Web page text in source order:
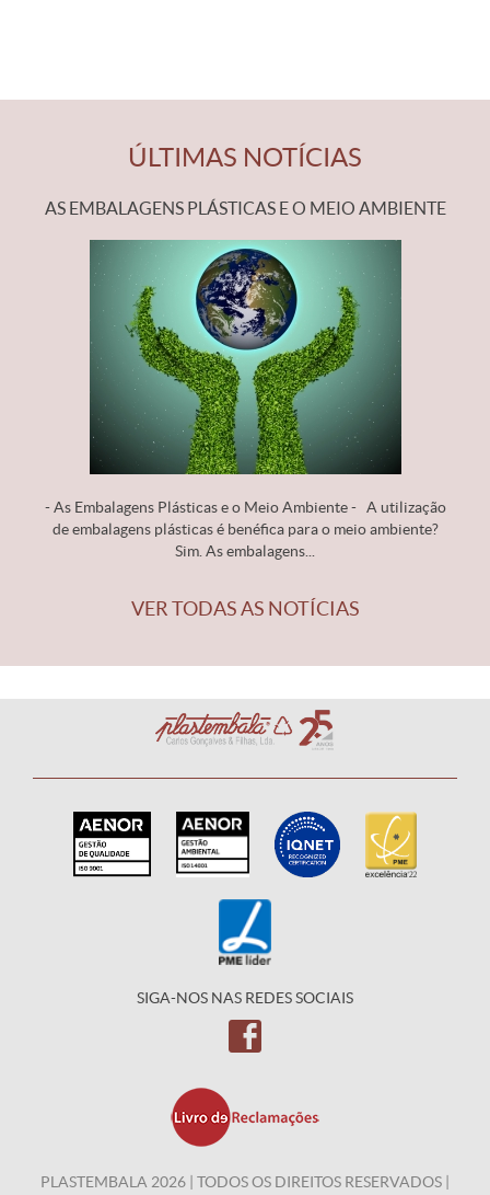
ÚLTIMAS NOTÍCIAS
AS EMBALAGENS PLÁSTICAS E O MEIO AMBIENTE
- As Embalagens Plásticas e o Meio Ambiente - A utilização
de embalagens plásticas é benéfica para o meio ambiente?
Sim. As embalagens...
VER TODAS AS NOTÍCIAS
SIGA-NOS NAS REDES SOCIAIS
PLASTEMBALA 2026 | TODOS OS DIREITOS RESERVADOS |